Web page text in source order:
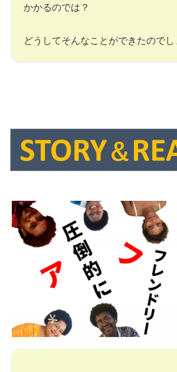
かかるのでは？
どうしてそんなことができたのでし